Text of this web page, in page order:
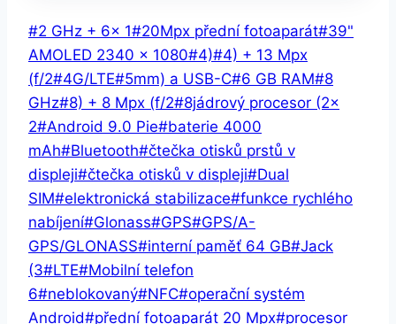
Štítky
příspěvků:
#2 GHz + 6× 1#20Mpx přední fotoaparát#39"
AMOLED 2340 x 1080#4)#4) + 13 Mpx
(f/2#4G/LTE#5mm) a USB-C#6 GB RAM#8
GHz#8) + 8 Mpx (f/2#8jádrový procesor (2×
2#Android 9.0 Pie#baterie 4000
mAh#Bluetooth#čtečka otisků prstů v
displeji#čtečka otisků v displeji#Dual
SIM#elektronická stabilizace#funkce rychlého
nabíjení#Glonass#GPS#GPS/A-
GPS/GLONASS#interní paměť 64 GB#Jack
(3#LTE#Mobilní telefon
6#neblokovaný#NFC#operační systém
Android#přední fotoaparát 20 Mpx#procesor